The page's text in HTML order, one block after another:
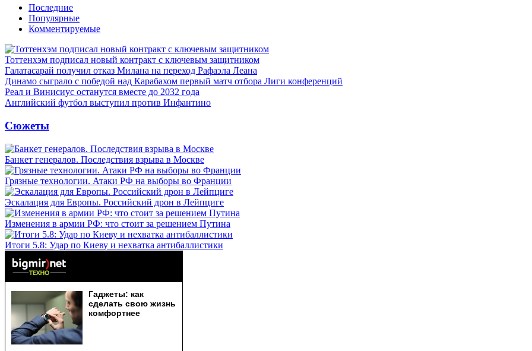
Последние
Популярные
Комментируемые
Тоттенхэм подписал новый контракт с ключевым защитником
Галатасарай получил отказ Милана на переход Рафаэла Леана
Динамо сыграло с победой над Карабахом первый матч отбора Лиги конференций
Реал и Винисиус останутся вместе до 2032 года
Английский футбол выступил против Инфантино
Сюжеты
Банкет генералов. Последствия взрыва в Москве
Грязные технологии. Атаки РФ на выборы во Франции
Эскалация для Европы. Российский дрон в Лейпциге
Изменения в армии РФ: что стоит за решением Путина
Итоги 5.8: Удар по Киеву и нехватка антибаллистики